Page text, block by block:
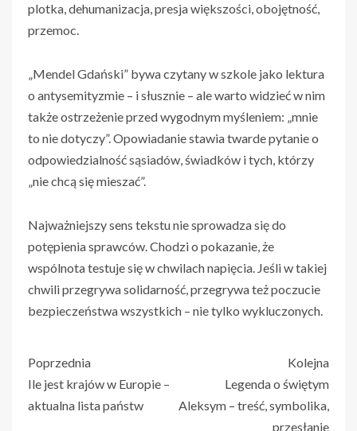
plotka, dehumanizacja, presja większości, obojętność,
przemoc.
„Mendel Gdański” bywa czytany w szkole jako lektura
o antysemityzmie – i słusznie – ale warto widzieć w nim
także ostrzeżenie przed wygodnym myśleniem: „mnie
to nie dotyczy”. Opowiadanie stawia twarde pytanie o
odpowiedzialność sąsiadów, świadków i tych, którzy
„nie chcą się mieszać”.
Najważniejszy sens tekstu nie sprowadza się do
potępienia sprawców. Chodzi o pokazanie, że
wspólnota testuje się w chwilach napięcia. Jeśli w takiej
chwili przegrywa solidarność, przegrywa też poczucie
bezpieczeństwa wszystkich – nie tylko wykluczonych.
Poprzednia
Ile jest krajów w Europie –
aktualna lista państw
Kolejna
Legenda o świętym
Aleksym – treść, symbolika,
przesłanie